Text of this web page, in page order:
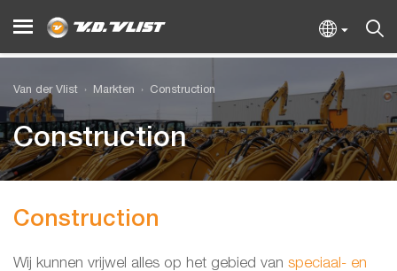
Van der Vlist Markten Construction
Construction
Construction
Wij kunnen vrijwel alles op het gebied van speciaal- en